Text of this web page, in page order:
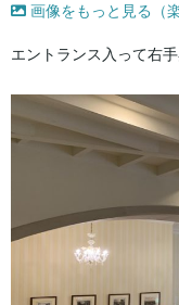
画像をもっと見る（楽
エントランス入って右